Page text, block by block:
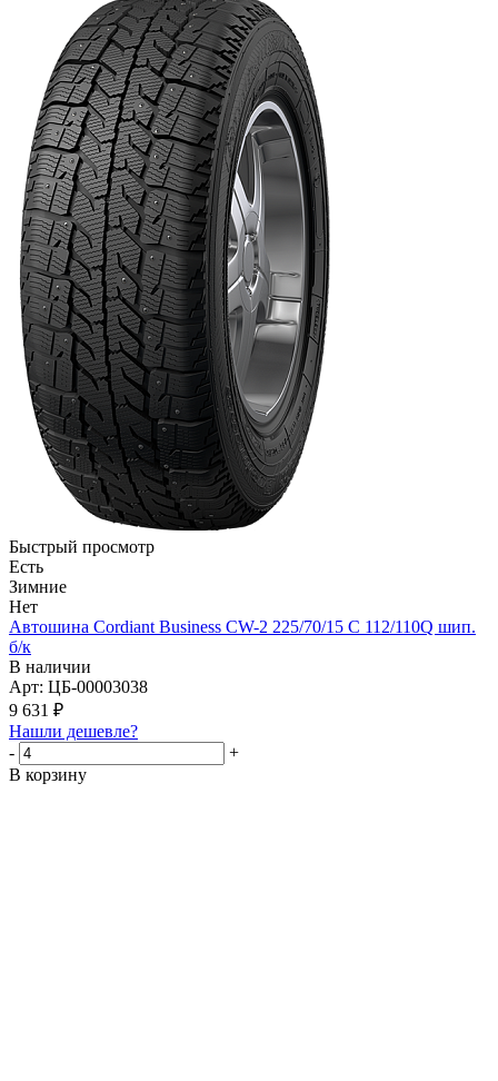
Быстрый просмотр
Есть
Зимние
Нет
Автошина Cordiant Business CW-2 225/70/15 C 112/110Q шип.
б/к
В наличии
Арт: ЦБ-00003038
9 631 ₽
Нашли дешевле?
-
+
В корзину